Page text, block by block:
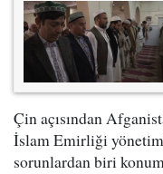
Çin açısından
İslam Emirliği
sorunlardan biri